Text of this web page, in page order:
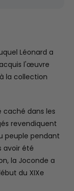
Léonard a
l'œuvre
la collection
caché dans les
revendiquent
peuple pendant
avoir été
la Joconde a
du XIXe